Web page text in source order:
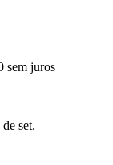
sem juros
de set.